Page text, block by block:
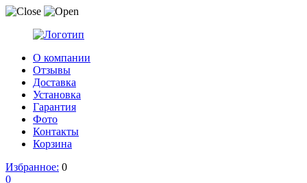
О компании
Отзывы
Доставка
Установка
Гарантия
Фото
Контакты
Корзина
Избранное: 0
0